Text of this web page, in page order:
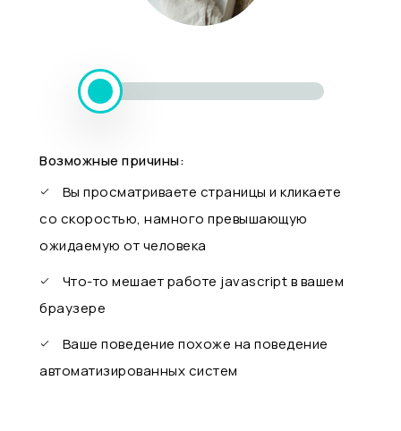
Возможные причины:
Вы просматриваете страницы и кликаете
со скоростью, намного превышающую
ожидаемую от человека
Что-то мешает работе javascript в вашем
браузере
Ваше поведение похоже на поведение
автоматизированных систем